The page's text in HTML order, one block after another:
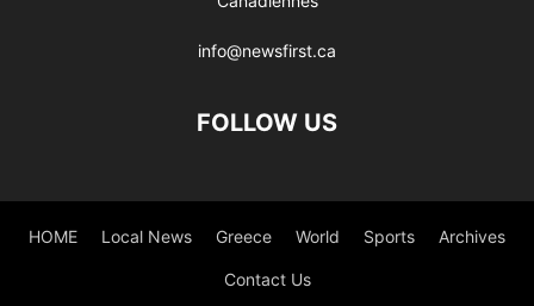
info@newsfirst.ca
FOLLOW US
HOME Local News Greece World Sports Archives
Contact Us